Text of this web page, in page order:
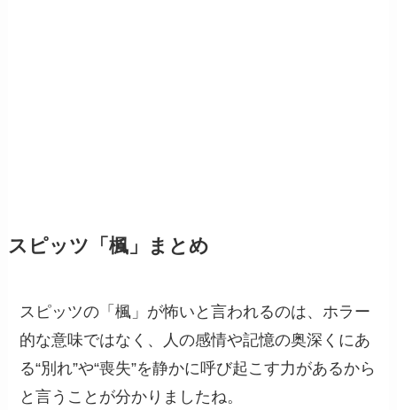
スピッツ「楓」まとめ
スピッツの「楓」が怖いと言われるのは、ホラー
的な意味ではなく、人の感情や記憶の奥深くにあ
る“別れ”や“喪失”を静かに呼び起こす力があるから
と言うことが分かりましたね。